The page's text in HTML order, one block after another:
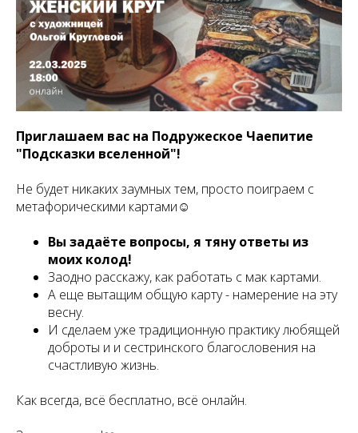
Приглашаем вас на Подружеское Чаепитие
"Подсказки вселенной"!
Не будет никаких заумных тем, просто поиграем с
метафорическими картами☺️
Вы задаёте вопросы, я тяну ответы из
моих колод!
Заодно расскажу, как работать с мак картами.
А еще вытащим общую карту - намерение на эту
весну.
И сделаем уже традиционную практику любящей
доброты и и сестринского благословения на
счастливую жизнь.
Как всегда, всё бесплатно, всё онлайн.